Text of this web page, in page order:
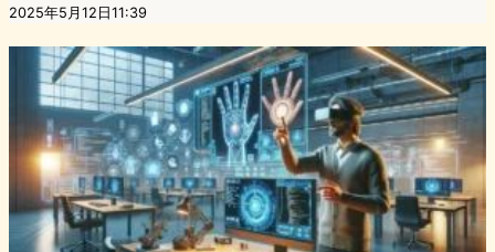
2025年5月12日11:39